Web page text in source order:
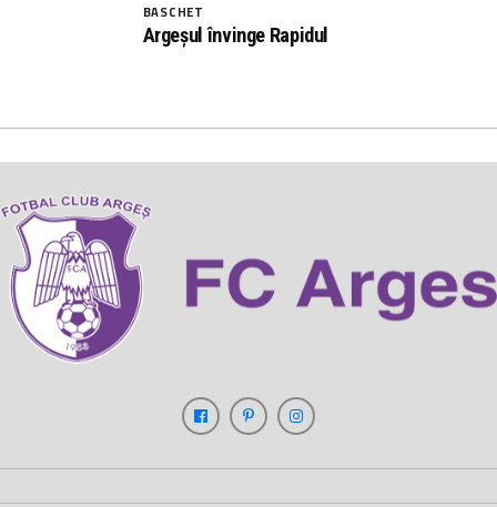
BASCHET
Argeșul învinge Rapidul